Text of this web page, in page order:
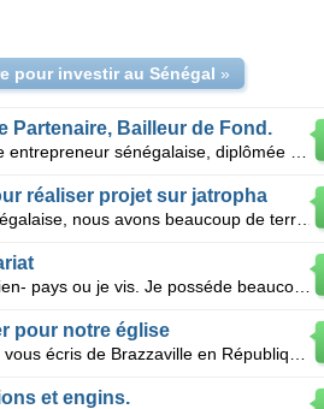
pour investir au Sénégal »
Partenaire, Bailleur de Fond.
réaliser projet sur jatropha
Salut, nous sommes une SARL Sénégalaise, nous avons beaucoup de terres au Sénégal et avons un projet
Je suis senegalais et citoyen canadien- pays ou je vis. Je posséde beaucoup d'opportunités d'affair
pour notre église
et engins.